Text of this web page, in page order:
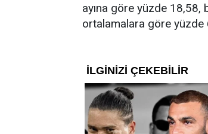
ayına göre yüzde 18,58,
ortalamalara göre